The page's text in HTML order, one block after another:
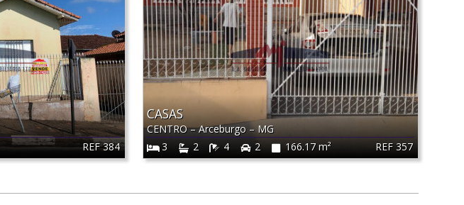
REF 384 REF 357
CASAS
CENTRO–Arceburgo –MG
3
2 4 2 166.17 m²